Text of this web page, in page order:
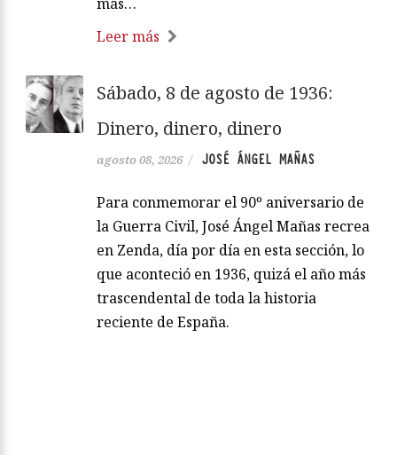
Leer más
Sábado, 8 de agosto de 1936:
Dinero, dinero, dinero
agosto 08, 2026 / JOSÉ ÁNGEL MAÑAS
Para conmemorar el 90º aniversario de
la Guerra Civil, José Ángel Mañas recrea
en Zenda, día por día en esta sección, lo
que aconteció en 1936, quizá el año más
trascendental de toda la historia
reciente de España.